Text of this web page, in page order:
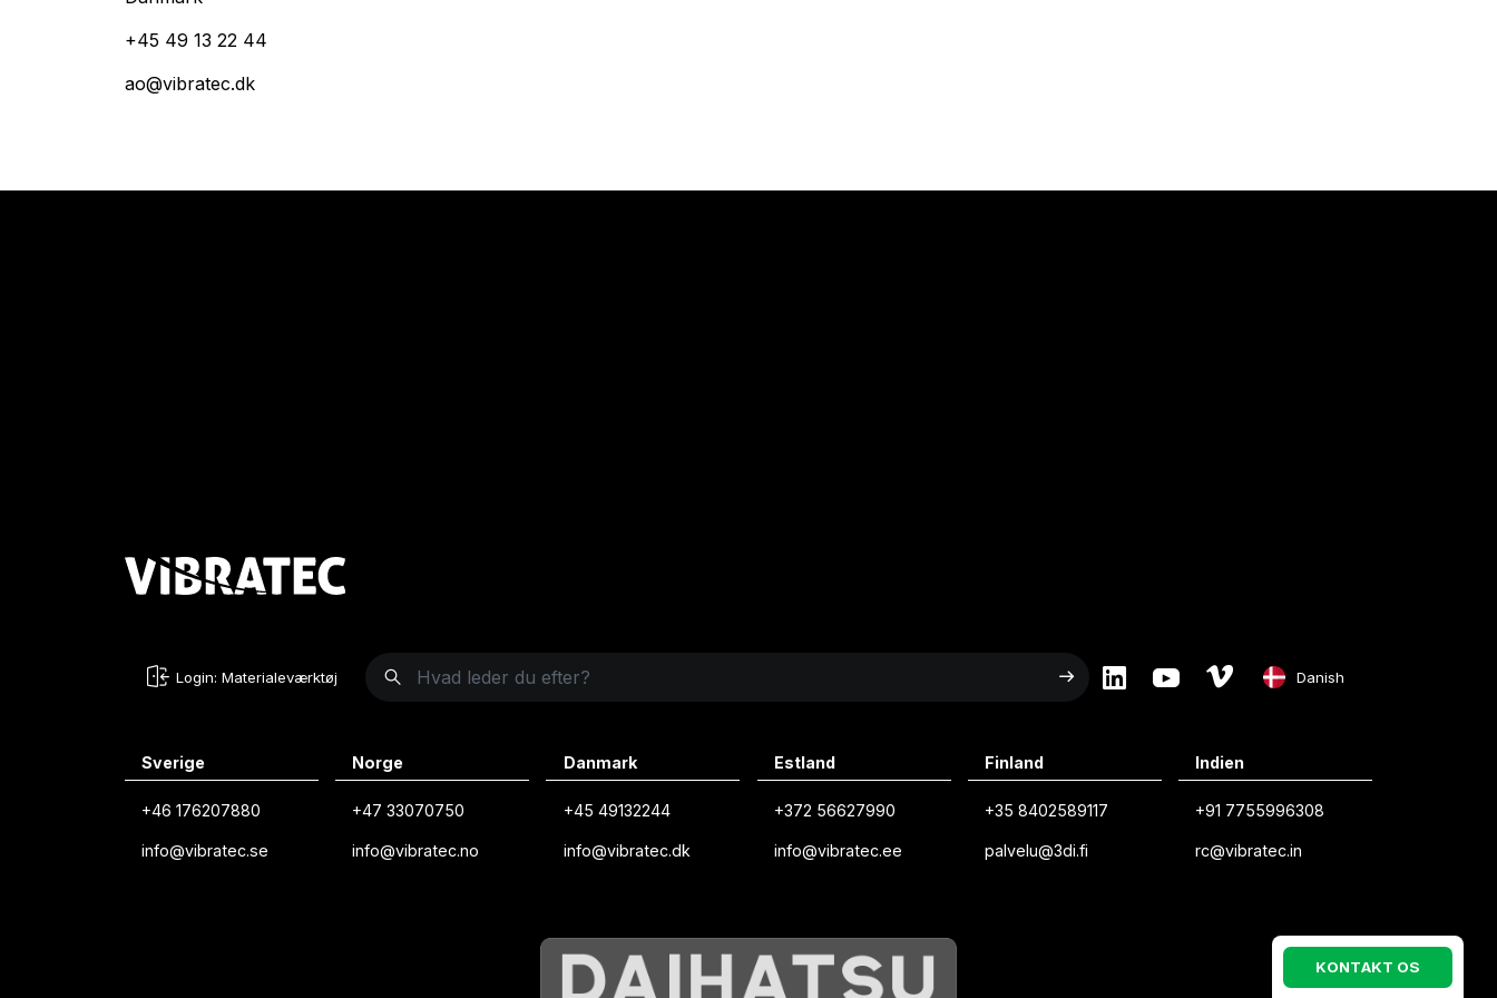
+45 49 13 22 44
ao@vibratec.dk
KONTAKT OS
Login: Materialeværktøj Danish
Norwegian
French
Finnish
Sverige
+46 176207880
info@vibratec.se
Norge
+47 33070750
info@vibratec.no
Danmark
+45 49132244
info@vibratec.dk
Estland
+372 56627990
info@vibratec.ee
Finland
+35 8402589117
palvelu@3di.fi
Indien
+91 7755996308
rc@vibratec.in